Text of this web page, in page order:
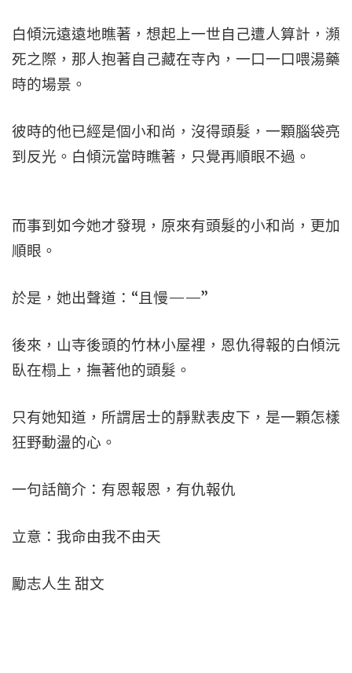
白傾沅遠遠地瞧著，想起上一世自己遭人算計，瀕
死之際，那人抱著自己藏在寺內，一口一口喂湯藥
時的場景。
彼時的他已經是個小和尚，沒得頭髮，一顆腦袋亮
到反光。白傾沅當時瞧著，只覺再順眼不過。
而事到如今她才發現，原來有頭髮的小和尚，更加
順眼。
於是，她出聲道：“且慢——”
後來，山寺後頭的竹林小屋裡，恩仇得報的白傾沅
臥在榻上，撫著他的頭髮。
只有她知道，所謂居士的靜默表皮下，是一顆怎樣
狂野動盪的心。
一句話簡介：有恩報恩，有仇報仇
立意：我命由我不由天
勵志人生 甜文